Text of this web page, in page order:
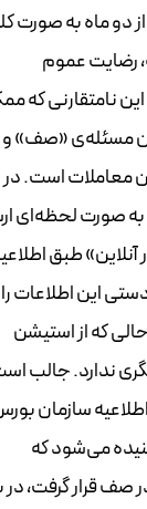
خواهد شد و حجم مبنا پس از دو ماه به
رضایت عموم
نامتقارنی که
مسئله‌ی «صف» و
معاملات است. در
به صورت لحظه‌ای
این اطلاعات
در حالی که از استیشن
ندارد. جالب
سازمان
می‌شود که
صف قرار گرفت، در